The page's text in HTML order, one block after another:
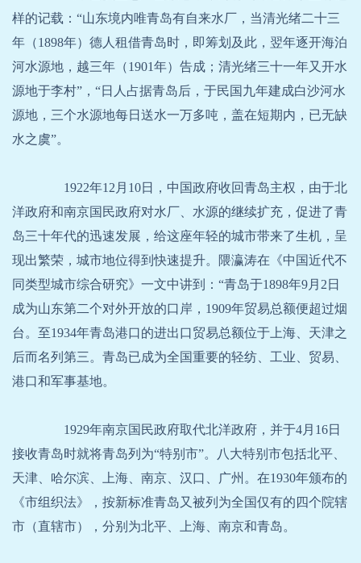
样的记载：“山东境内唯青岛有自来水厂，当清光绪二十三
年（1898年）德人租借青岛时，即筹划及此，翌年逐开海泊
河水源地，越三年（1901年）告成；清光绪三十一年又开水
源地于李村”，“日人占据青岛后，于民国九年建成白沙河水
源地，三个水源地每日送水一万多吨，盖在短期内，已无缺
水之虞”。
1922年12月10日，中国政府收回青岛主权，由于北
洋政府和南京国民政府对水厂、水源的继续扩充，促进了青
岛三十年代的迅速发展，给这座年轻的城市带来了生机，呈
现出繁荣，城市地位得到快速提升。隈瀛涛在《中国近代不
同类型城市综合研究》一文中讲到：“青岛于1898年9月2日
成为山东第二个对外开放的口岸，1909年贸易总额便超过烟
台。至1934年青岛港口的进出口贸易总额位于上海、天津之
后而名列第三。青岛已成为全国重要的轻纺、工业、贸易、
港口和军事基地。
1929年南京国民政府取代北洋政府，并于4月16日
接收青岛时就将青岛列为“特别市”。八大特别市包括北平、
天津、哈尔滨、上海、南京、汉口、广州。在1930年颁布的
《市组织法》，按新标准青岛又被列为全国仅有的四个院辖
市（直辖市），分别为北平、上海、南京和青岛。